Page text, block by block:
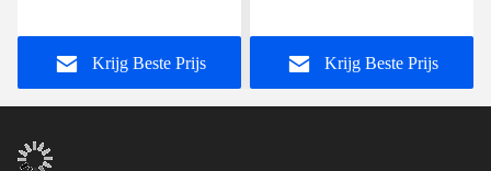
Tower Power Plug voor
Desktop Computers
Krijg Beste Prijs
Universal Plug Type 65W
24V UitgangKrijg Beste Prijs